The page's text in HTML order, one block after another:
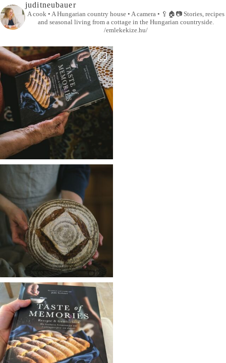
juditneubauer
A cook • A Hungarian country house • A camera • 🥄🏠📷Stories, recipes
and seasonal living from a cottage in the Hungarian countryside.
/emlekekize.hu/